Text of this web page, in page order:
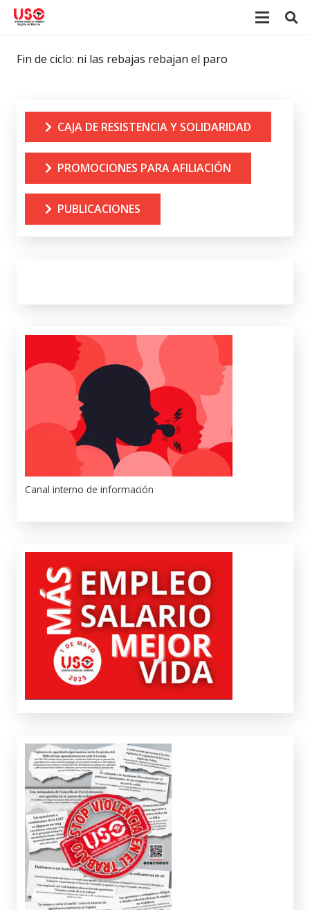
Fin de ciclo: ni las rebajas rebajan el paro
CAJA DE RESISTENCIA Y SOLIDARIDAD
PROMOCIONES PARA AFILIACIÓN
PUBLICACIONES
Canal interno de información